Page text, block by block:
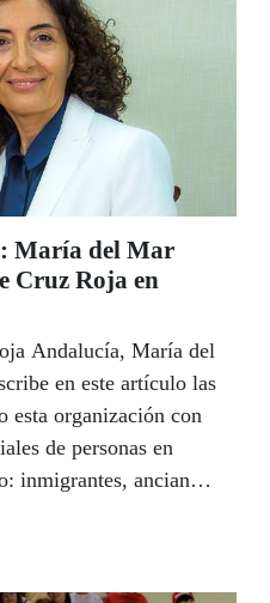
María del Mar
Cruz Roja en
Andalucía, María del
en este artículo las
esta organización con
de personas en
inmigrantes, ancianos